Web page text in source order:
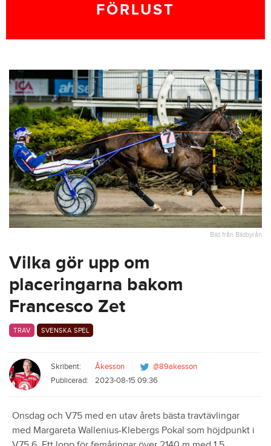
FÖRLUST
Bild från Bildbyrån
Vilka gör upp om
placeringarna bakom
Francesco Zet
TRAV SVENSKA SPEL
Skribent: Åkesson
@89akesson
Publicerad:
2023-08-15 09:36
Onsdag och V75 med en utav årets bästa travtävlingar
med Margareta Wallenius-Klebergs Pokal som höjdpunkt i